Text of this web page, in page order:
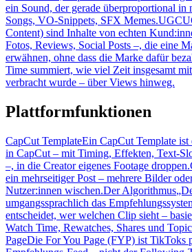
ein Sound, der gerade überproportional in
Songs, VO-Snippets, SFX Memes.UGC
Content) sind Inhalte von echten
Fotos, Reviews, Social Posts –, die eine
erwähnen, ohne dass die Marke dafür
Time summiert, wie viel Zeit insgesamt
verbracht wurde – über Views hinweg.
Plattformfunktionen
CapCut TemplateEin CapCut Template
in CapCut – mit Timing, Effekten, Text-
–, in die Creator eigenes Footage droppen.
ein mehrseitiger Post – mehrere Bilder
Nutzer:innen wischen.Der Algorithmus
umgangssprachlich das
entscheidet, wer welchen Clip sieht –
Watch Time, Rewatches, Shares und
PageDie For You Page (FYP) ist TikToks